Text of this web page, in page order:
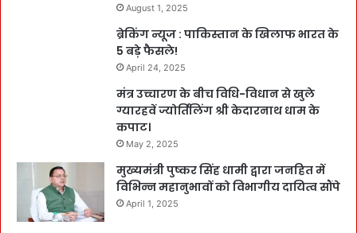
August 1, 2025
ब्रेकिंग न्यूज : पाकिस्तान के खिलाफ भारत के
5 बड़े फैसले!
April 24, 2025
मंत्र उच्चारण के बीच विधि-विधान से खुले
ग्यारहवें ज्योर्तिलिंग श्री केदारनाथ धाम के
कपाट।
May 2, 2025
मुख्यमंत्री पुष्कर सिंह धामी द्वारा जनहित में
विभिन्न महानुभावों को विभागीय दायित्व सौंपे
April 1, 2025